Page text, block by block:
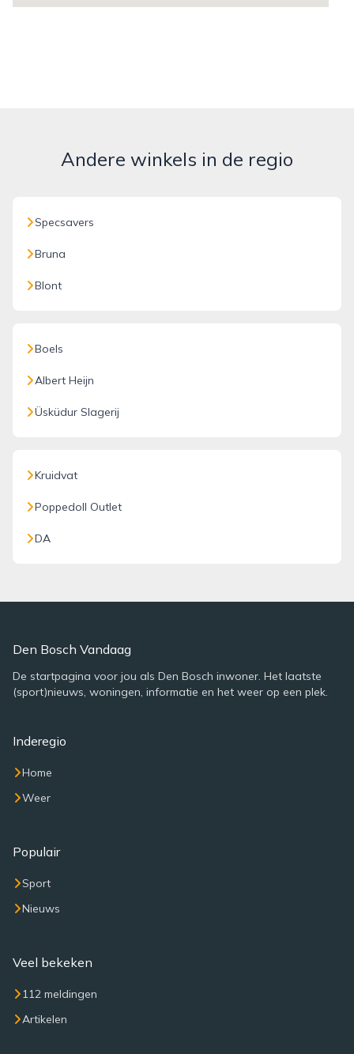
Andere winkels in de regio
Specsavers
Bruna
Blont
Boels
Albert Heijn
Üsküdur Slagerij
Kruidvat
Poppedoll Outlet
DA
Den Bosch Vandaag
De startpagina voor jou als Den Bosch inwoner. Het laatste
(sport)nieuws, woningen, informatie en het weer op een plek.
Inderegio
Home
Weer
Populair
Sport
Nieuws
Veel bekeken
112 meldingen
Artikelen